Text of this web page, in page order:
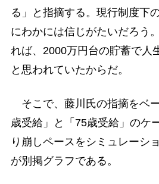
る」と指摘する。現行制度下
にわかには信じがたいだろう
れば、2000万円台の貯蓄で人
と思われていたからだ。
そこで、藤川氏の指摘をベ
歳受給」と「75歳受給」のケ
り崩しペースをシミュレーシ
が別掲グラフである。